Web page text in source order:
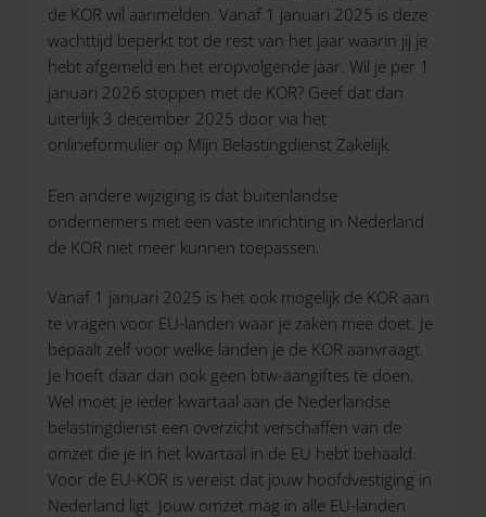
de KOR wil aanmelden. Vanaf 1 januari 2025 is deze
wachttijd beperkt tot de rest van het jaar waarin jij je
hebt afgemeld en het eropvolgende jaar. Wil je per 1
januari 2026 stoppen met de KOR? Geef dat dan
uiterlijk 3 december 2025 door via het
onlineformulier op Mijn Belastingdienst Zakelijk.
Een andere wijziging is dat buitenlandse
ondernemers met een vaste inrichting in Nederland
de KOR niet meer kunnen toepassen.
Vanaf 1 januari 2025 is het ook mogelijk de KOR aan
te vragen voor EU-landen waar je zaken mee doet. Je
bepaalt zelf voor welke landen je de KOR aanvraagt.
Je hoeft daar dan ook geen btw-aangiftes te doen.
Wel moet je ieder kwartaal aan de Nederlandse
belastingdienst een overzicht verschaffen van de
omzet die je in het kwartaal in de EU hebt behaald.
Voor de EU-KOR is vereist dat jouw hoofdvestiging in
Nederland ligt. Jouw omzet mag in alle EU-landen